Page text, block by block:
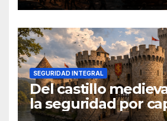
SEGURIDAD INTEGRAL
Del castillo
la seguridad por